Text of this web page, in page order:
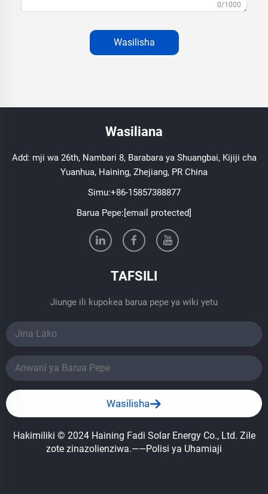
0/1000
Wasilisha
Wasiliana
Add: mji wa 26th, Nambari 8, Barabara ya Shuangbai, Kijiji cha
Yuanhua, Haining, Zhejiang, PR China
Simu:+86-15857388877
Barua Pepe:[email protected]
TAFSILI
Jiunge ili kupokea barua pepe ya wiki yetu
Wasilisha
Hakimiliki © 2024 Haining Fadi Solar Energy Co., Ltd. Zile
zote zinazolienziwa.——Polisi ya Uhamiaji